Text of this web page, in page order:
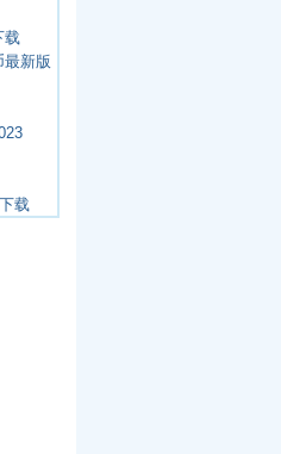
载
最新版
载